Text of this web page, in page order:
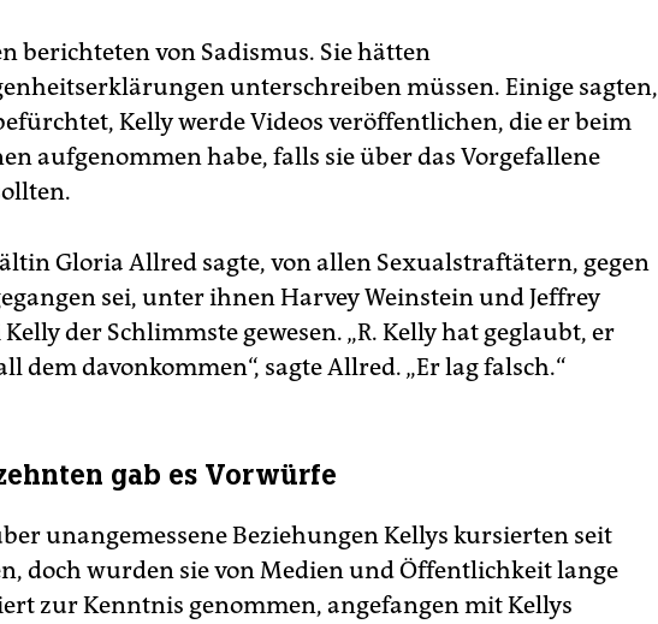
berichteten von Sadismus. Sie hätten
unterschreiben müssen. Einige sagten,
Kelly werde Videos veröffentlichen, die er beim
aufgenommen habe, falls sie über das Vorgefallene
Gloria Allred sagte, von allen Sexualstraftätern, gegen
sei, unter ihnen Harvey Weinstein und Jeffrey
Kelly der Schlimmste gewesen. „R. Kelly hat geglaubt, er
dem davonkommen“, sagte Allred. „Er lag falsch.“
gab es Vorwürfe
unangemessene Beziehungen Kellys kursierten seit
doch wurden sie von Medien und Öffentlichkeit lange
zur Kenntnis genommen, angefangen mit Kellys